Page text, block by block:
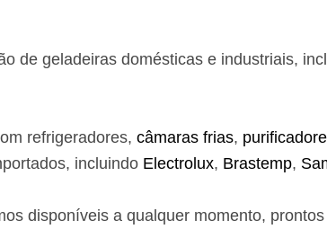
de geladeiras domésticas e industriais,
refrigeradores, câmaras frias,
incluindo Electrolux, Brastemp,
disponíveis a qualquer momento,